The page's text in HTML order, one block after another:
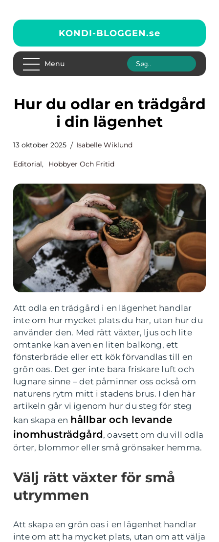
KONDI-BLOGGEN.se
Menu
Hur du odlar en trädgård
i din lägenhet
13 oktober 2025 Isabelle Wiklund
Editorial, Hobbyer Och Fritid
Att odla en trädgård i en lägenhet handlar
inte om hur mycket plats du har, utan hur du
använder den. Med rätt växter, ljus och lite
omtanke kan även en liten balkong, ett
fönsterbräde eller ett kök förvandlas till en
grön oas. Det ger inte bara friskare luft och
lugnare sinne – det påminner oss också om
naturens rytm mitt i stadens brus. I den här
artikeln går vi igenom hur du steg för steg
kan skapa en hållbar och levande
inomhusträdgård, oavsett om du vill odla
örter, blommor eller små grönsaker hemma.
Välj rätt växter för små
utrymmen
Att skapa en grön oas i en lägenhet handlar
inte om att ha mycket plats, utan om att välja